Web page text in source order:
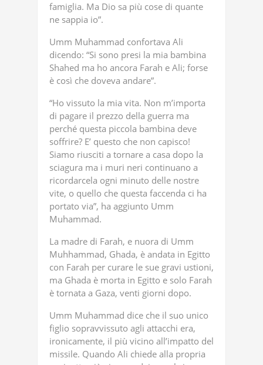
famiglia. Ma Dio sa più cose di quante
ne sappia io”.
Umm Muhammad confortava Ali
dicendo: “Si sono presi la mia bambina
Shahed ma ho ancora Farah e Ali; forse
è così che doveva andare”.
“Ho vissuto la mia vita. Non m’importa
di pagare il prezzo della guerra ma
perché questa piccola bambina deve
soffrire? E’ questo che non capisco!
Siamo riusciti a tornare a casa dopo la
sciagura ma i muri neri continuano a
ricordarcela ogni minuto delle nostre
vite, o quello che questa faccenda ci ha
portato via”, ha aggiunto Umm
Muhammad.
La madre di Farah, e nuora di Umm
Muhhammad, Ghada, è andata in Egitto
con Farah per curare le sue gravi ustioni,
ma Ghada è morta in Egitto e solo Farah
è tornata a Gaza, venti giorni dopo.
Umm Muhammad dice che il suo unico
figlio sopravvissuto agli attacchi era,
ironicamente, il più vicino all’impatto del
missile. Quando Ali chiede alla propria